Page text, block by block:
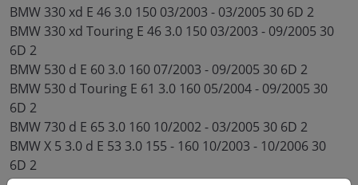
BMW 330 xd E 46 3.0 150 03/2003 - 03/2005 30 6D 2
BMW 330 xd Touring E 46 3.0 150 03/2003 - 09/2005 30
6D 2
BMW 530 d E 60 3.0 160 07/2003 - 09/2005 30 6D 2
BMW 530 d Touring E 61 3.0 160 05/2004 - 09/2005 30
6D 2
BMW 730 d E 65 3.0 160 10/2002 - 03/2005 30 6D 2
BMW X 5 3.0 d E 53 3.0 155 - 160 10/2003 - 10/2006 30
6D 2